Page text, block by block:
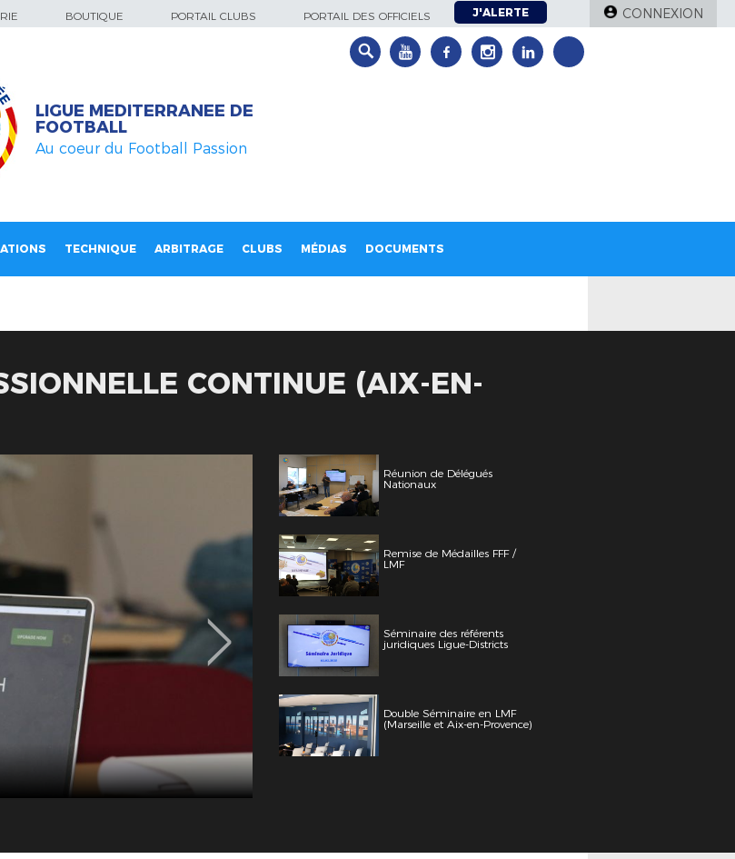
BOUTIQUE PORTAIL CLUBS PORTAIL DES OFFICIELS J'ALERTE CONNEXION
LIGUE MEDITERRANEE DE
FOOTBALL
Au coeur du Football Passion
TECHNIQUE ARBITRAGE CLUBS MÉDIAS DOCUMENTS
CONTINUE (AIX-EN-
Réunion de Délégués
Nationaux
Remise de Médailles FFF /
LMF
Séminaire des référents
juridiques Ligue-Districts
Double Séminaire en LMF
(Marseille et Aix-en-Provence)